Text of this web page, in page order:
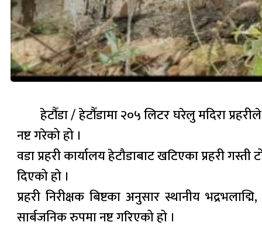
हेटौँडा / हेटौँडामा २०५ लिटर घरेलु मदिरा
नष्ट गरेको हो ।
वडा प्रहरी कार्यालय हेटौडाबाट खटिएका प्रहरी
दिएको हो ।
प्रहरी निरीक्षक बिष्टका अनुसार स्थानीय
सार्बजनिक रुपमा नष्ट गरिएको हो ।